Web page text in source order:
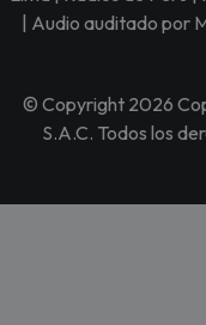
| Audio auditado por
© Copyright 2026
S.A.C. Todos los